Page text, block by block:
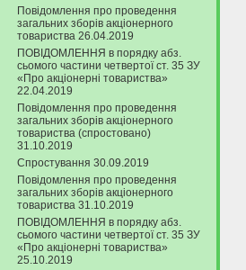
Повідомлення про проведення
загальних зборів акціонерного
товариства 26.04.2019
ПОВІДОМЛЕННЯ в порядку абз.
сьомого частини четвертої ст. 35 ЗУ
«Про акціонерні товариства»
22.04.2019
Повідомлення про проведення
загальних зборів акціонерного
товариства (спростовано)
31.10.2019
Спростування 30.09.2019
Повідомлення про проведення
загальних зборів акціонерного
товариства 31.10.2019
ПОВІДОМЛЕННЯ в порядку абз.
сьомого частини четвертої ст. 35 ЗУ
«Про акціонерні товариства»
25.10.2019